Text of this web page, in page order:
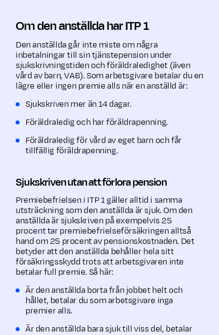
Om den anställda har ITP 1
Den anställda går inte miste om några
inbetalningar till sin tjänstepension under
sjukskrivningstiden och föräldraledighet (även
vård av barn, VAB). Som arbetsgivare betalar du en
lägre eller ingen premie alls när en anställd är:
Sjukskriven mer än 14 dagar.
Föräldraledig och har föräldrapenning.
Föräldraledig för vård av eget barn och får
tillfällig föräldrapenning.
Sjukskriven utan att förlora pension
Premiebefrielsen i ITP 1 gäller alltid i samma
utsträckning som den anställda är sjuk. Om den
anställda är sjukskriven på exempelvis 25
procent tar premiebefrielseförsäkringen alltså
hand om 25 procent av pensionskostnaden. Det
betyder att den anställda behåller hela sitt
försäkringsskydd trots att arbetsgivaren inte
betalar full premie. Så här:
Är den anställda borta från jobbet helt och
hållet, betalar du som arbetsgivare inga
premier alls.
Är den anställda bara sjuk till viss del, betalar